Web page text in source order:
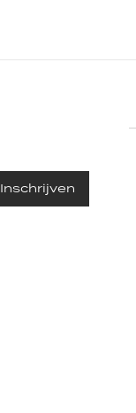
Inschrijven